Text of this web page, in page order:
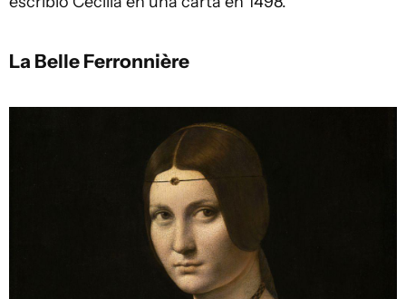
La Belle Ferronnière